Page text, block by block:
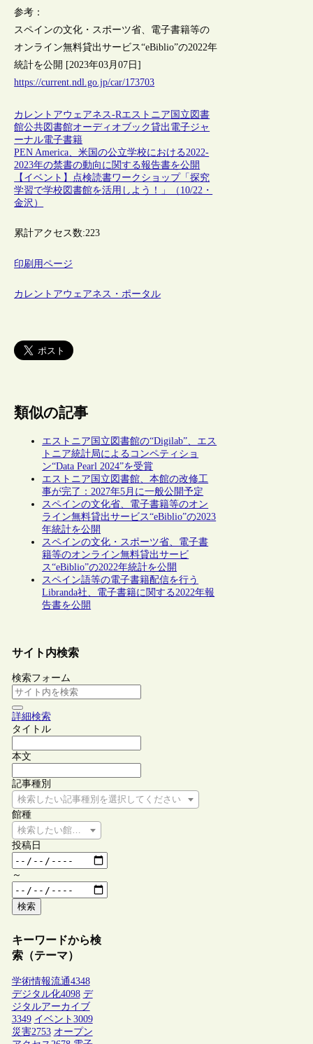
参考：
スペインの文化・スポーツ省、電子書籍等の
オンライン無料貸出サービス“eBiblio”の2022年
統計を公開 [2023年03月07日]
https://current.ndl.go.jp/car/173703
カレントアウェアネス-Rエストニア 国立図書
館公共図書館オーディオブック貸出 電子ジャ
ーナル電子書籍
PEN America、米国の公立学校における2022-
2023年の禁書の動向に関する報告書を公開
【イベント】点検読書ワークショップ「探究
学習で学校図書館を活用しよう！」（10/22・
金沢）
累計アクセス数:223
印刷用ページ
カレントアウェアネス・ポータル
類似の記事
エストニア国立図書館の“Digilab”、エス
トニア統計局によるコンペティショ
ン“Data Pearl 2024”を受賞
エストニア国立図書館、本館の改修工
事が完了：2027年5月に一般公開予定
スペインの文化省、電子書籍等のオン
ライン無料貸出サービス“eBiblio”の2023
年統計を公開
スペインの文化・スポーツ省、電子書
籍等のオンライン無料貸出サービ
ス“eBiblio”の2022年統計を公開
スペイン語等の電子書籍配信を行う
Libranda社、電子書籍に関する2022年報
告書を公開
サイト内検索
検索フォーム
詳細検索
タイトル
本文
記事種別
検索したい記事種別を選択してください
館種
検索したい館種を選択してください
投稿日
～
検索
キーワードから検
索（テーマ）
学術情報流通4348
デジタル化4098 デ
ジタルアーカイブ
3349 イベント 3009
災害2753 オープン